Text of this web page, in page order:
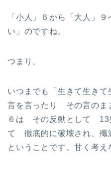
「小人」６から「大人」
い」のですね。
つまり、
いつまでも「生きて生き
言を言ったり その言のま
６は その反動として 13
て 徹底的に破壊され、殲
ということです。甘く考え